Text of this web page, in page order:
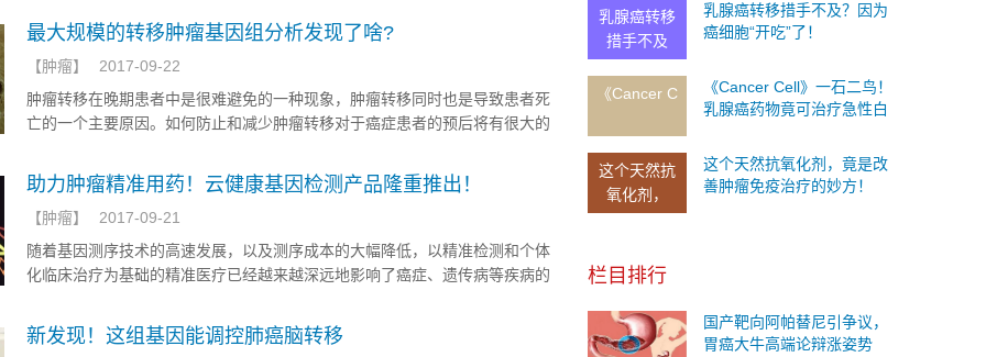
最大规模的转移肿瘤基因组分析发现了啥?
【肿瘤】
2017-09-22
肿瘤转移在晚期患者中是很难避免的一种现象，肿瘤转移同时也是导致患者死
亡的一个主要原因。如何防止和减少肿瘤转移对于癌症患者的预后将有很大的
助力肿瘤精准用药！云健康基因检测产品隆重推出！
【肿瘤】
2017-09-21
随着基因测序技术的高速发展，以及测序成本的大幅降低，以精准检测和个体
化临床治疗为基础的精准医疗已经越来越深远地影响了癌症、遗传病等疾病的
多肿瘤靶点驱动基因被发现，传统单项检测技术已经不足以满足当下的临床需
求。二代测序技术（NGS）能实现多基因平行检测，在比传统检测方法更节省
新发现！这组基因能调控肺癌脑转移
乳腺癌转移
措手不及
乳腺癌转移措手不及？因为
癌细胞“开吃”了！
《Cancer C
《Cancer Cell》一石二鸟！
乳腺癌药物竟可治疗急性白
这个天然抗
氧化剂，
这个天然抗氧化剂，竟是改
善肿瘤免疫治疗的妙方！
栏目排行
国产靶向阿帕替尼引争议，
胃癌大牛高端论辩涨姿势